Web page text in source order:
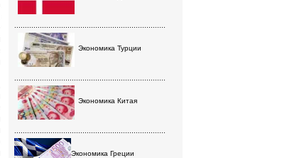
Экономика Турции
Экономика Китая
Экономика Греции